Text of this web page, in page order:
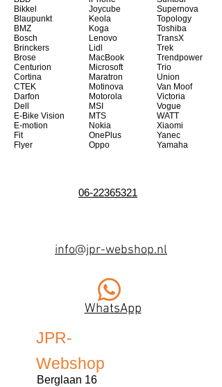
Bikkel
Blaupunkt
BMZ
Bosch
Brinckers
Brose
Centurion
Cortina
CTEK
Darfon
Dell
E-Bike Vision
E-motion
Fit
Flyer
Joycube
Keola
Koga
Lenovo
Lidl
MacBook
Microsoft
Maratron
Motinova
Motorola
MSI
MTS
Nokia
OnePlus
Oppo
Supernova
Topology
Toshiba
TransX
Trek
Trendpower
Trio
Union
Van Moof
Victoria
Vogue
WATT
Xiaomi
Yanec
Yamaha
06-22365321
info@jpr-webshop.nl
WhatsApp
JPR-
Webshop
Berglaan 16